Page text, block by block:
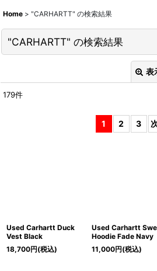
Home > "CARHARTT" の検索結果
"CARHARTT" の検索結果
表
Search
Category:
179件
1 2 3
Used Carhartt Duck
Vest Black
18,700円(税込)
Used Carhartt
Hoodie Fade Navy
11,000円(税込)